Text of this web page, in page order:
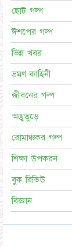
ছোট গল্প
ঈশপের গল্প
ভিন্ন খবর
ভ্রমণ কাহিনী
জীবনের গল্প
অদ্ভুতুড়ে
রোমাঞ্চকর গল্প
শিক্ষা উপকরন
বুক রিভিউ
বিজ্ঞান